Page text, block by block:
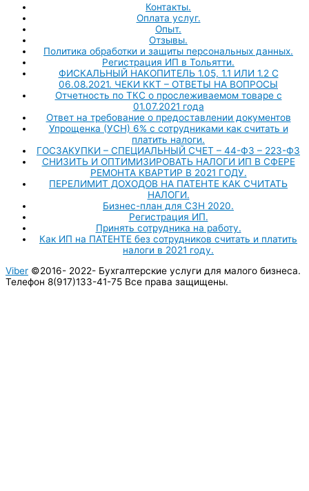
Контакты.
Оплата услуг.
Опыт.
Отзывы.
Политика обработки и защиты персональных данных.
Регистрация ИП в Тольятти.
ФИСКАЛЬНЫЙ НАКОПИТЕЛЬ 1.05, 1.1 ИЛИ 1.2 С
06.08.2021. ЧЕКИ ККТ – ОТВЕТЫ НА ВОПРОСЫ
Отчетность по ТКС о прослеживаемом товаре с
01.07.2021 года
Ответ на требование о предоставлении документов
Упрощенка (УСН) 6% с сотрудниками как считать и
платить налоги.
ГОСЗАКУПКИ – СПЕЦИАЛЬНЫЙ СЧЕТ – 44-ФЗ – 223-ФЗ
СНИЗИТЬ И ОПТИМИЗИРОВАТЬ НАЛОГИ ИП В СФЕРЕ
РЕМОНТА КВАРТИР В 2021 ГОДУ.
ПЕРЕЛИМИТ ДОХОДОВ НА ПАТЕНТЕ КАК СЧИТАТЬ
НАЛОГИ.
Бизнес-план для СЗН 2020.
Регистрация ИП.
Принять сотрудника на работу.
Как ИП на ПАТЕНТЕ без сотрудников считать и платить
налоги в 2021 году.
Viber ©2016- 2022- Бухгалтерские услуги для малого бизнеса.
Телефон 8(917)133-41-75 Все права защищены.